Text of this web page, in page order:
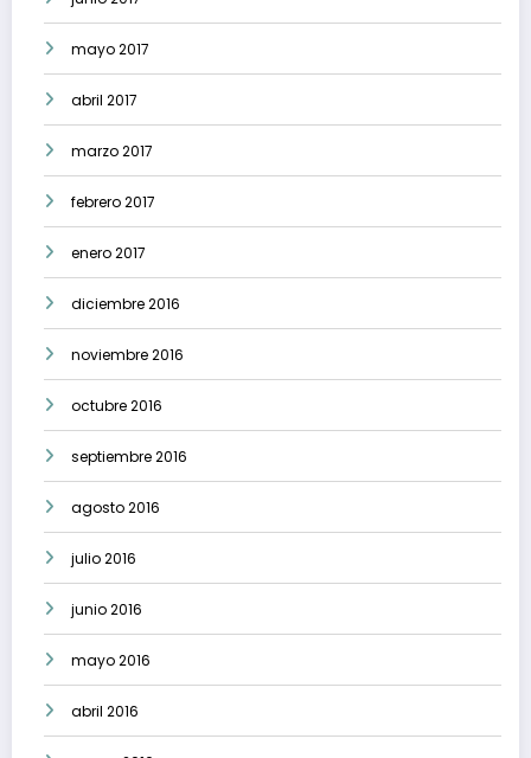
mayo 2017
abril 2017
marzo 2017
febrero 2017
enero 2017
diciembre 2016
noviembre 2016
octubre 2016
septiembre 2016
agosto 2016
julio 2016
junio 2016
mayo 2016
abril 2016